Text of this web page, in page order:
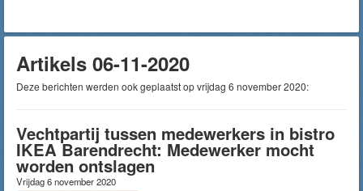
Artikels 06-11-2020
Deze berichten werden ook geplaatst op vrijdag 6 november 2020:
Vechtpartij tussen medewerkers in bistro
IKEA Barendrecht: Medewerker mocht
worden ontslagen
Vrijdag 6 november 2020